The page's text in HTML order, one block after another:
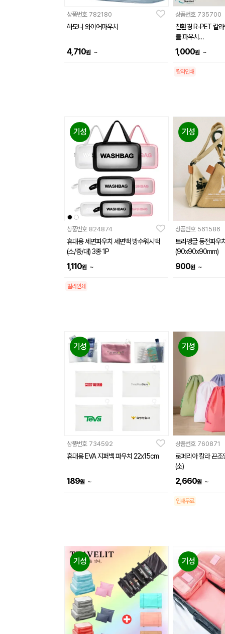
상품번호 782180
하모니 와이어파우치
4,710원 ~
상품번호 735700
친환경 R-PET 칼
블 파우치
(180x135mm)
1,000원 ~
칼라인쇄
기성
상품번호 824874
휴대용 세면파우치 세면백 방수워시백
(소/중/대) 3종 1P
1,110원 ~
칼라인쇄
기성
상품번호 561586
트라앵글 동전파우
(90x90x90mm)
900원 ~
기성
상품번호 734592
휴대용 EVA 지퍼백 파우치 22x15cm
189원 ~
기성
상품번호 760871
로페리아 칼라 끈
(소)
2,660원 ~
인쇄무료
기성 기성